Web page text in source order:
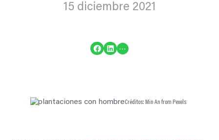
15 diciembre 2021
Compartir en Facebook Compartir en LinkedIn …
Créditos: Min An from Pexels